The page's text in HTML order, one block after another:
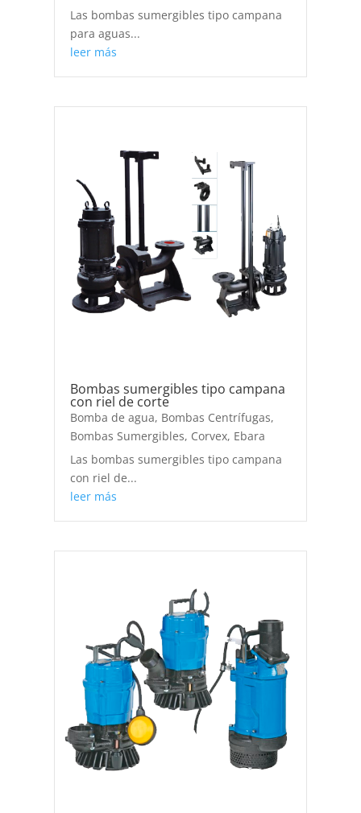
Las bombas sumergibles tipo campana
para aguas...
leer más
Bombas sumergibles tipo campana
con riel de corte
Bomba de agua, Bombas Centrífugas,
Bombas Sumergibles, Corvex, Ebara
Las bombas sumergibles tipo campana
con riel de...
leer más